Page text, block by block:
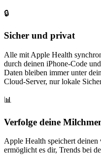
🔒
Sicher und privat
Alle mit Apple Health
durch deinen iPhone-Code
Daten bleiben immer unter
Cloud-Server, nur lokale
📊
Verfolge deine
Apple Health speichert
ermöglicht es dir, Trends bei